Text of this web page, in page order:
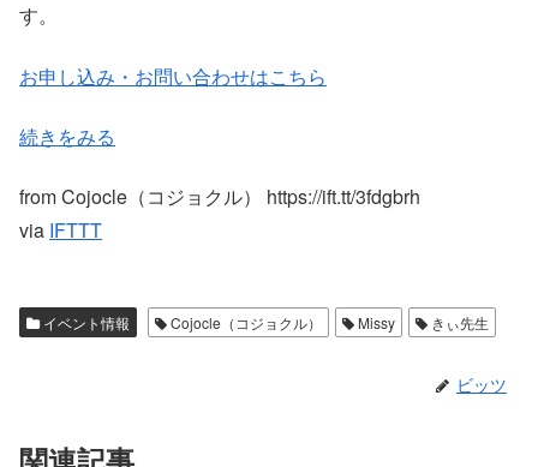
す。
お申し込み・お問い合わせはこちら
続きをみる
from Cojocle（コジョクル） https://ift.tt/3fdgbrh
via IFTTT
イベント情報 Cojocle（コジョクル） Missy きぃ先生
ビッツ